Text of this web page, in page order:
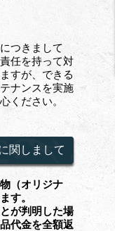
つきまして
任を持って対
すが、できる
ナンスを実施
ください。
関しまして
（オリジナ
す。
が判明した場
代金を全額返